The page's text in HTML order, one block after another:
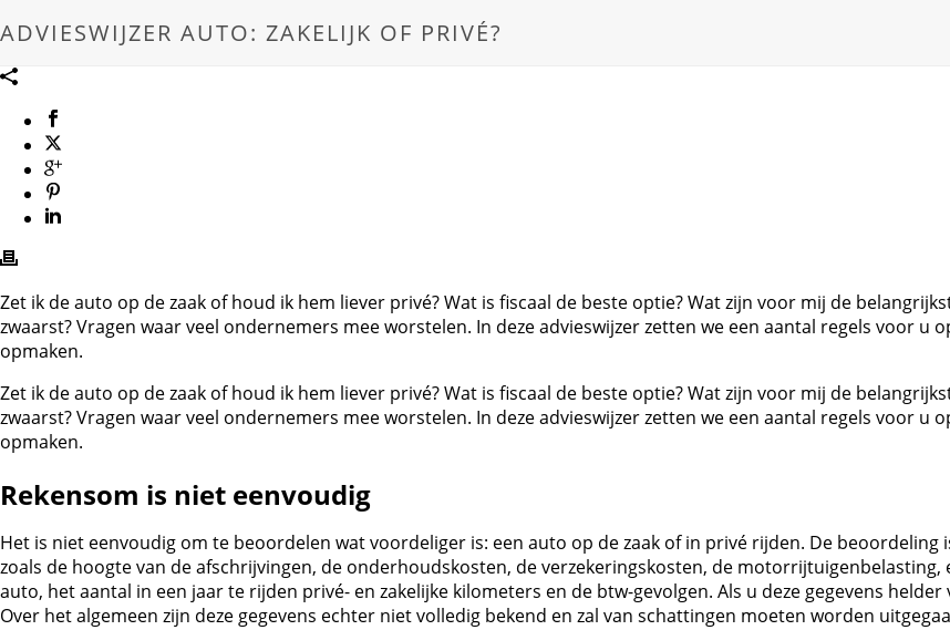
ADVIESWIJZER AUTO: ZAKELIJK OF PRIVÉ?
Zet ik de auto op de zaak of houd ik hem liever privé? Wat is fiscaal de beste optie? Wat zijn voor mij de
zwaarst? Vragen waar veel ondernemers mee worstelen. In deze advieswijzer zetten we een aantal regels voor u
opmaken.
Zet ik de auto op de zaak of houd ik hem liever privé? Wat is fiscaal de beste optie? Wat zijn voor mij de
zwaarst? Vragen waar veel ondernemers mee worstelen. In deze advieswijzer zetten we een aantal regels voor u
opmaken.
Rekensom is niet eenvoudig
Het is niet eenvoudig om te beoordelen wat voordeliger is: een auto op de zaak of in privé rijden. De
zoals de hoogte van de afschrijvingen, de onderhoudskosten, de verzekeringskosten, de
auto, het aantal in een jaar te rijden privé- en zakelijke kilometers en de btw-gevolgen. Als u deze gegevens
Over het algemeen zijn deze gegevens echter niet volledig bekend en zal van schattingen moeten worden